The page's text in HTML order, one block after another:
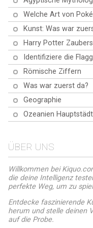
Welche Art von
Kunst: Was war
Harry Potter
Identifiziere die
Römische Ziffern
Was war zuerst da?
Geographie
Ozeanien
ÜBER UNS
Willkommen bei
die deine Intelligenz
perfekte Weg, um zu
Entdecke faszinierende
herum und stelle deinen
auf die Probe.